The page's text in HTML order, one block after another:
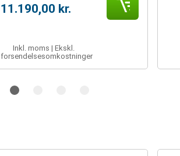
11.190,00 kr.
Inkl. moms | Ekskl.
forsendelsesomkostninger